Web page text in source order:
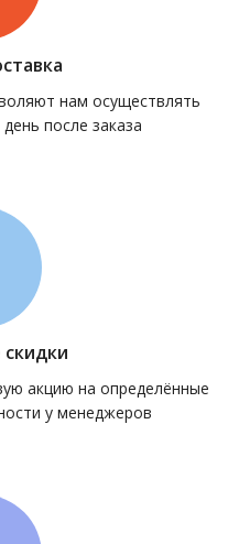
нам осуществлять
после заказа
акцию на определённые
у менеджеров